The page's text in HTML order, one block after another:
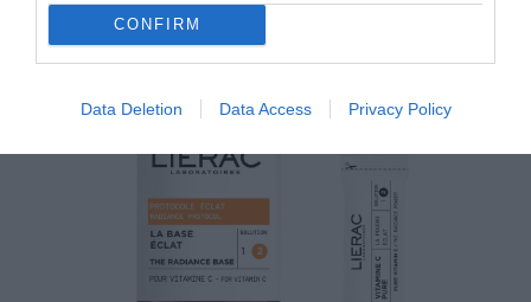
CONFIRM
Data Deletion Data Access Privacy Policy